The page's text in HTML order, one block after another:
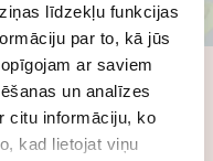
līdzekļu funkcijas
par to, kā jūs
ar saviem
un analīzes
citu informāciju, ko
kad lietojat viņu
ir viens no